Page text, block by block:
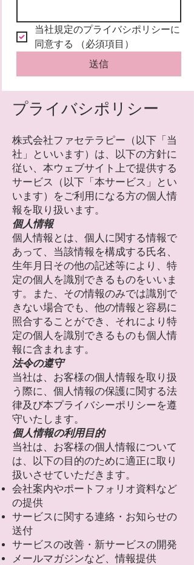
当社規定のプライバシポリシーに
同意する
（必須項目）
送信
​プライバシポリシー
株式会社ファセテラピー（以下「当
社」といいます）は、以下の方針に
従い、本ウェブサイト上で提供する
サービス（以下「本サービス」とい
います）をご利用になる方の個人情
報を取り扱います。
個人情報
個人情報とは、個人に関する情報で
あって、当該情報を構成する氏名、
生年月日その他の記述等により、特
定の個人を識別できるものをいいま
す。また、その情報のみでは識別で
きない場合でも、他の情報と容易に
照合することができ、それにより特
定の個人を識別できるものも個人情
報に含まれます。
法令の遵守
当社は、お客様の個人情報を取り扱
う際に、個人情報の保護に関する法
律及び本プライバシーポリシーを遵
守いたします。
個人情報の利用目的
当社は、お客様の個人情報について
は、以下の目的のために適正に取り
扱いさせていただきます。
会社案内やポートフォリオ資料など
の提供
サービスに関する連絡・お知らせの
送付
サービスの改善・新サービスの開発
メールマガジンなど、情報提供